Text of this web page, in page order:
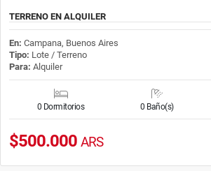
TERRENO EN ALQUILER
En: Campana, Buenos Aires
Tipo: Lote / Terreno
Para: Alquiler
0 Dormitorios 0 Baño(s)
$500.000 ARS